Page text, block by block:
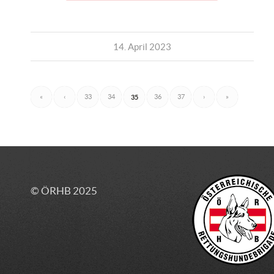
14. April 2023
« ‹ 33 34 35 36 37 › »
© ÖRHB 2025